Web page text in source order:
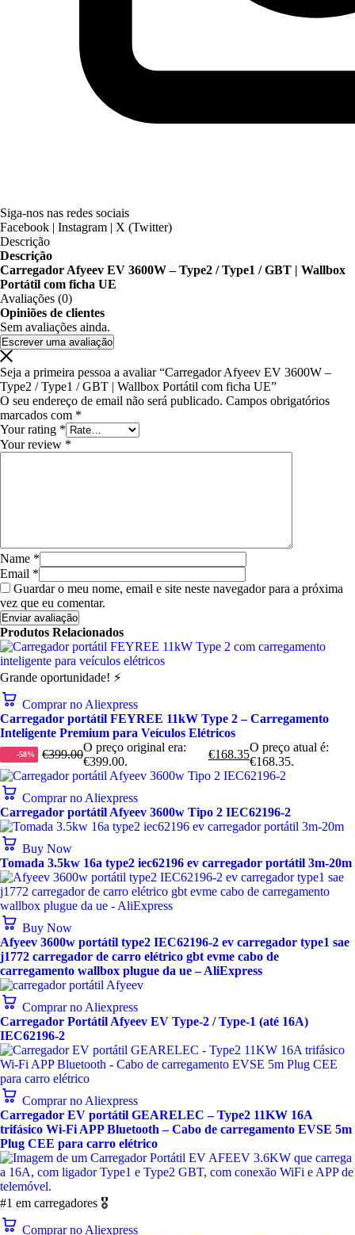
Siga-nos nas redes sociais
Facebook | Instagram | X (Twitter)
Descrição
Descrição
Carregador Afyeev EV 3600W – Type2 / Type1 / GBT | Wallbox
Portátil com ficha UE
Avaliações (0)
Opiniões de clientes
Sem avaliações ainda.
Escrever uma avaliação
Seja a primeira pessoa a avaliar “Carregador Afyeev EV 3600W –
Type2 / Type1 / GBT | Wallbox Portátil com ficha UE”
O seu endereço de email não será publicado. Campos obrigatórios
marcados com *
Your rating *
Your review *
Name *
Email *
Guardar o meu nome, email e site neste navegador para a próxima
vez que eu comentar.
Produtos Relacionados
Grande oportunidade! ⚡
Comprar no Aliexpress
Carregador portátil FEYREE 11kW Type 2 – Carregamento
Inteligente Premium para Veículos Elétricos
-58% €399.00
O preço original era:
€399.00.
€168.35
O preço atual é:
€168.35.
Comprar no Aliexpress
Carregador portátil Afyeev 3600w Tipo 2 IEC62196-2
Buy Now
Tomada 3.5kw 16a type2 iec62196 ev carregador portátil 3m-20m
Buy Now
Afyeev 3600w portátil type2 IEC62196-2 ev carregador type1 sae
j1772 carregador de carro elétrico gbt evme cabo de
carregamento wallbox plugue da ue – AliExpress
Comprar no Aliexpress
Carregador Portátil Afyeev EV Type-2 / Type-1 (até 16A)
IEC62196-2
Comprar no Aliexpress
Carregador EV portátil GEARELEC – Type2 11KW 16A
trifásico Wi-Fi APP Bluetooth – Cabo de carregamento EVSE 5m
Plug CEE para carro elétrico
#1 em carregadores 🎖️
Comprar no Aliexpress